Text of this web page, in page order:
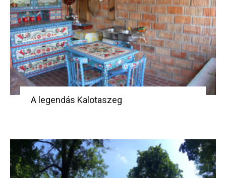
A legendás Kalotaszeg